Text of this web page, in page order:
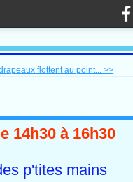
flottent au point... >>
14h30 à 16h30
p'tites mains